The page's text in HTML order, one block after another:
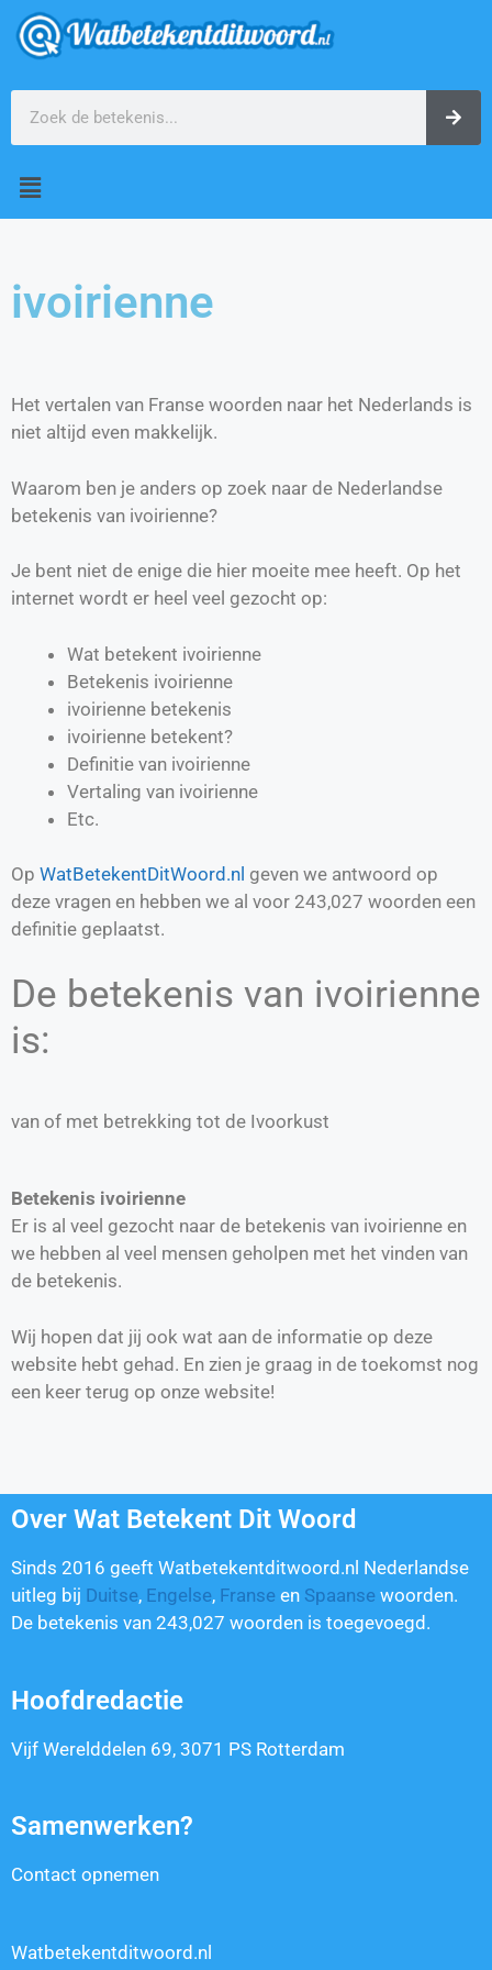
ivoirienne
Het vertalen van Franse woorden naar het Nederlands is
niet altijd even makkelijk.
Waarom ben je anders op zoek naar de Nederlandse
betekenis van ivoirienne?
Je bent niet de enige die hier moeite mee heeft. Op het
internet wordt er heel veel gezocht op:
Wat betekent ivoirienne
Betekenis ivoirienne
ivoirienne betekenis
ivoirienne betekent?
Definitie van ivoirienne
Vertaling van ivoirienne
Etc.
Op WatBetekentDitWoord.nl geven we antwoord op
deze vragen en hebben we al voor 243,027 woorden een
definitie geplaatst.
De betekenis van ivoirienne
is:
van of met betrekking tot de Ivoorkust
Betekenis ivoirienne
Er is al veel gezocht naar de betekenis van ivoirienne en
we hebben al veel mensen geholpen met het vinden van
de betekenis.
Wij hopen dat jij ook wat aan de informatie op deze
website hebt gehad. En zien je graag in de toekomst nog
een keer terug op onze website!
Over Wat Betekent Dit Woord
Sinds 2016 geeft Watbetekentditwoord.nl Nederlandse
uitleg bij Duitse, Engelse, Franse en Spaanse woorden.
De betekenis van 243,027 woorden is toegevoegd.
Hoofdredactie
Vijf Werelddelen 69, 3071 PS Rotterdam
Samenwerken?
Contact opnemen
Watbetekentditwoord.nl